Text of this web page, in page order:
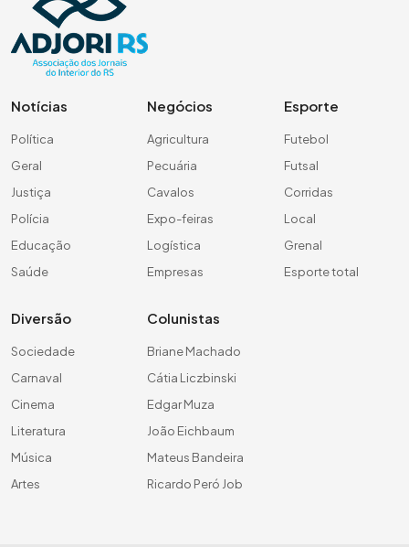
Notícias
Política
Geral
Justiça
Polícia
Educação
Saúde
Negócios
Agricultura
Pecuária
Cavalos
Expo-feiras
Logística
Empresas
Esporte
Futebol
Futsal
Corridas
Local
Grenal
Esporte total
Diversão
Sociedade
Carnaval
Cinema
Literatura
Música
Artes
Colunistas
Briane Machado
Cátia Liczbinski
Edgar Muza
João Eichbaum
Mateus Bandeira
Ricardo Peró Job